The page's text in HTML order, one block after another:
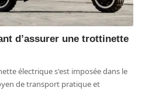
d’assurer une trottinette
électrique s'est imposée dans le
de transport pratique et